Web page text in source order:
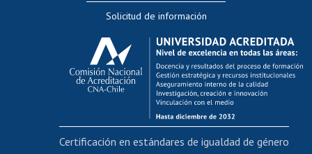
Evaluación docente
Calificación académica
Postulación al AUCAI
Funcionarias/os
Cursos internos de capacitación
Bienestar del personal
Portal de movilidad interna
Solicitud de información
Certificación en estándares de igualdad de género